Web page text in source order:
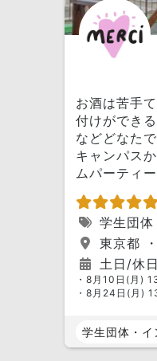
お酒は苦手
付けができ
などどなた
キャンパス
ムパーティ
学生団体
東京都
土日/休
・8月10日(月)
・8月24日(月)
学生団体・イ